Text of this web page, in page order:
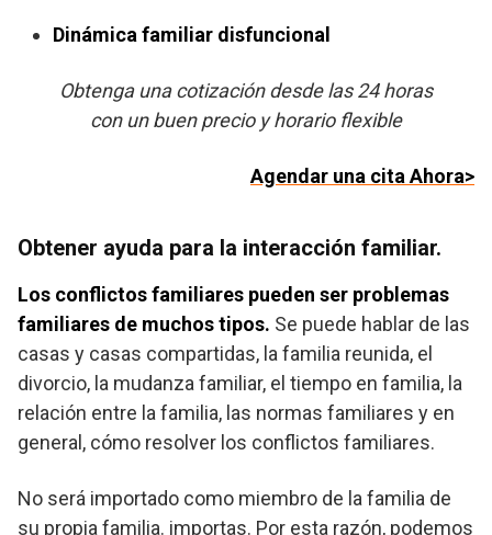
Dinámica familiar disfuncional
Obtenga una cotización desde las 24 horas
con un buen precio y horario flexible
Agendar una cita Ahora>
Obtener ayuda para la interacción familiar.
Los conflictos familiares pueden ser problemas
familiares de muchos tipos. Se puede hablar de las
casas y casas compartidas, la familia reunida, el
divorcio, la mudanza familiar, el tiempo en familia, la
relación entre la familia, las normas familiares y en
general, cómo resolver los conflictos familiares.
No será importado como miembro de la familia de
su propia familia. importas. Por esta razón, podemos